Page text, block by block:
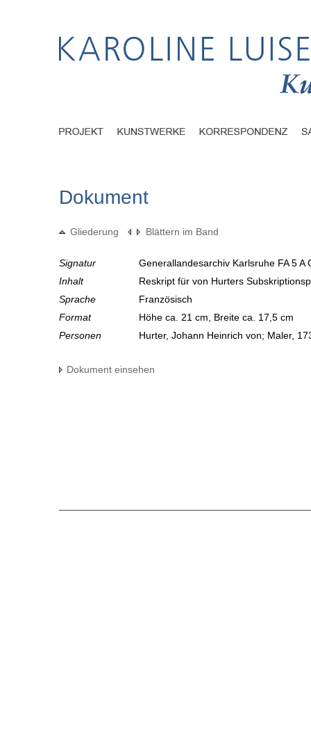
Dokument
Gliederung Blättern im Band
Signatur
Generallandesarchiv Karlsruhe FA 5 A
Inhalt
Reskript für von Hurters
Sprache
Französisch
Format
Höhe ca. 21 cm, Breite ca. 17,5 cm
Personen
Hurter, Johann Heinrich von; Maler,
Dokument einsehen